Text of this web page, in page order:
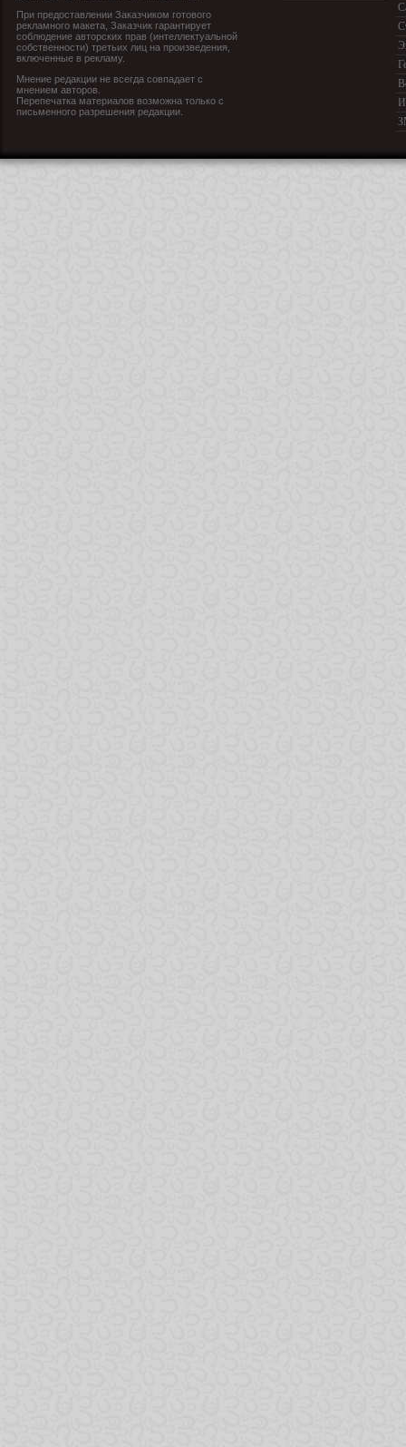
При предоставлении Заказчиком готового
рекламного макета, Заказчик гарантирует
соблюдение авторских прав (интеллектуальной
собственности) третьих лиц на произведения,
включенные в рекламу.
Мнение редакции не всегда совпадает с
мнением авторов.
Перепечатка материалов возможна только с
письменного разрешения редакции.